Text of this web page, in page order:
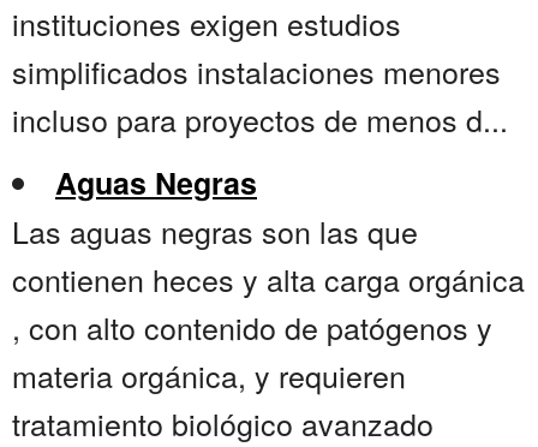
instituciones exigen estudios
simplificados instalaciones menores
incluso para proyectos de menos d...
Aguas Negras
Las aguas negras son las que
contienen heces y alta carga orgánica
, con alto contenido de patógenos y
materia orgánica, y requieren
tratamiento biológico avanzado